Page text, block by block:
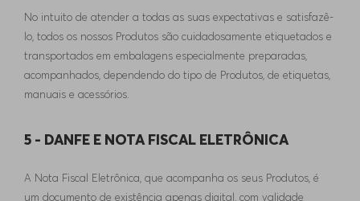
No intuito de atender a todas as suas expectativas e satisfazê-
lo, todos os nossos Produtos são cuidadosamente etiquetados e
transportados em embalagens especialmente preparadas,
acompanhados, dependendo do tipo de Produtos, de etiquetas,
manuais e acessórios.
5 - DANFE E NOTA FISCAL ELETRÔNICA
A Nota Fiscal Eletrônica, que acompanha os seus Produtos, é
um documento de existência apenas digital, com validade